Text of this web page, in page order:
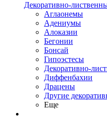
Декоративно-
Аглаонемы
Адениумы
Алоказии
Бегонии
Бонсай
Гипоэстесы
Декоративно-
Диффенбахии
Драцены
Другие
Еще